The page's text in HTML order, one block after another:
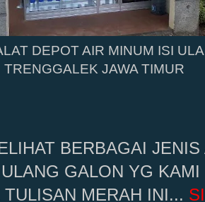
DEPOT AIR MINUM ISI
TRENGGALEK JAWA TIMUR
BERBAGAI JENIS
GALON YG KAMI
MERAH INI...